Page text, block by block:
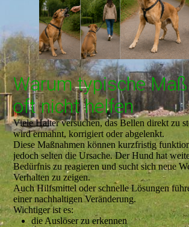
Warum typische
oft nicht helfen
Viele Halter versuchen, das Bellen direkt zu
wird ermahnt, korrigiert oder abgelenkt.
Diese Maßnahmen können kurzfristig
jedoch selten die Ursache. Der Hund hat
Bedürfnis zu reagieren und sucht sich neue
Verhalten zu zeigen.
Auch Hilfsmittel oder schnelle Lösungen
einer nachhaltigen Veränderung.
Wichtiger ist es:
die Auslöser zu erkennen